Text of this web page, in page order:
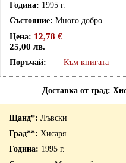
1995 г.
Много добро
12,78 €
25,00 лв.
Към книгата
Доставка от град:
Лъвски
Хисаря
1995 г.